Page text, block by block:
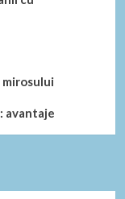
avantaje